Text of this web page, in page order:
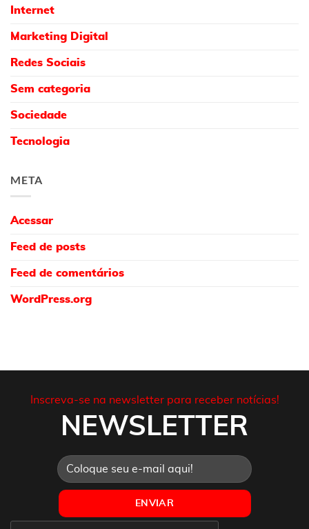
Internet
Marketing Digital
Redes Sociais
Sem categoria
Sociedade
Tecnologia
META
Acessar
Feed de posts
Feed de comentários
WordPress.org
Inscreva-se na newsletter para receber notícias!
NEWSLETTER